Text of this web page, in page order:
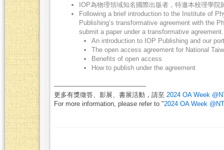
IOP為物理領域知名國際出版者，特邀本校理學
Following a brief introduction to the Institute of
Publishing’s transformative agreement with the
submit a paper under a transformative agreement.
An introduction to IOP Publishing and our
The open access agreement for National
Benefits of open access
How to publish under the agreement
----------------------------------------------
更多有獎徵答、影展、書展活動，請至 2024 OA Week
For more information, please refer to "2024 OA Week